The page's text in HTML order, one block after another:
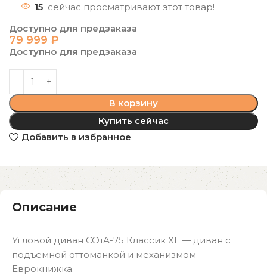
15 сейчас просматривают этот товар!
Доступно для предзаказа
79 999 ₽
Доступно для предзаказа
В корзину
Купить сейчас
Добавить в избранное
Описание
Угловой диван СОтА-75 Классик XL — диван с
подъемной оттоманкой и механизмом
Еврокнижка.